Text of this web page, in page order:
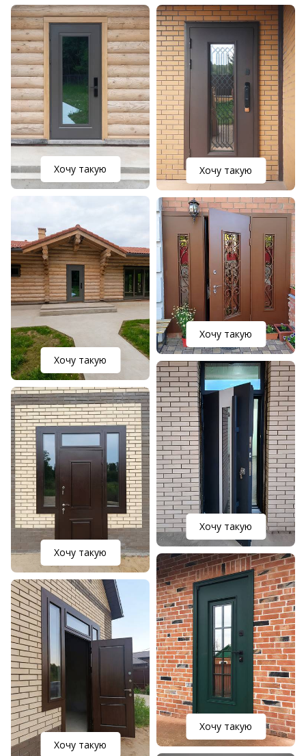
Хочу такую
Хочу такую
Хочу такую
Хочу такую
Хочу такую
Хочу такую
Хочу такую
Хочу такую